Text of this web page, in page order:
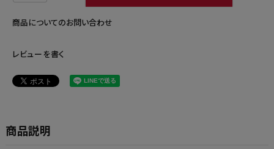
商品についてのお問い合わせ
レビューを書く
商品説明